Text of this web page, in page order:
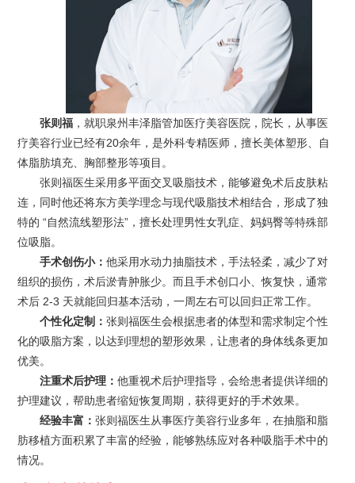
张则福 ，就职泉州丰泽脂管加医疗美容医院，院长，从事医
疗美容行业已经有20余年，是外科专精医师，擅长美体塑形、自
体脂肪填充、胸部整形等项目。
张则福医生采用多平面交叉吸脂技术，能够避免术后皮肤粘
连，同时他还将东方美学理念与现代吸脂技术相结合，形成了独
特的 “自然流线塑形法”，擅长处理男性女乳症、妈妈臀等特殊部
位吸脂。
手术创伤小：他采用水动力抽脂技术，手法轻柔，减少了对
组织的损伤，术后淤青肿胀少。而且手术创口小、恢复快，通常
术后 2-3 天就能回归基本活动，一周左右可以回归正常工作。
个性化定制：张则福医生会根据患者的体型和需求制定个性
化的吸脂方案，以达到理想的塑形效果，让患者的身体线条更加
优美。
注重术后护理：他重视术后护理指导，会给患者提供详细的
护理建议，帮助患者缩短恢复周期，获得更好的手术效果。
经验丰富：张则福医生从事医疗美容行业多年，在抽脂和脂
肪移植方面积累了丰富的经验，能够熟练应对各种吸脂手术中的
情况。